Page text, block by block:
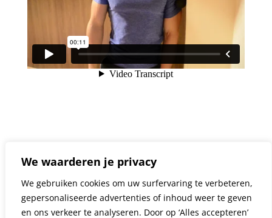
We waarderen je privacy
We gebruiken cookies om uw surfervaring te verbeteren,
gepersonaliseerde advertenties of inhoud weer te geven
en ons verkeer te analyseren. Door op ‘Alles accepteren’